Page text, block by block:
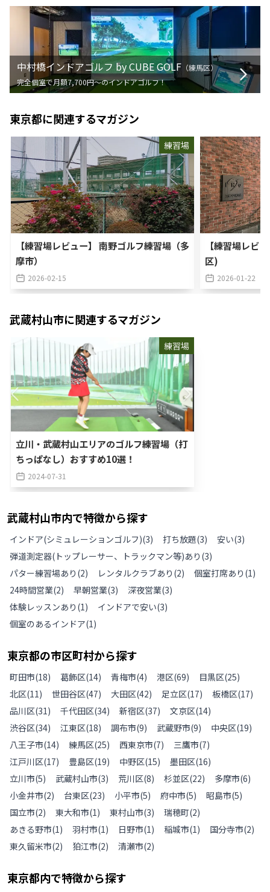
中村橋インドアゴルフ by CUBE GOLF （練馬区）
完全個室で月額7,700円〜のインドアゴルフ！
東京都に関連するマガジン
練習場
【練習場レビュー】 南野ゴルフ練習場（多
摩市）
2026-02-15
【練習場レビ
区)
2026-01-22
武蔵村山市に関連するマガジン
練習場
立川・武蔵村山エリアのゴルフ練習場（打
ちっぱなし）おすすめ10選！
2024-07-31
武蔵村山市内で特徴から探す
インドア(シミュレーションゴルフ)(3) 打ち放題(3) 安い(3)
弾道測定器(トップレーサー、トラックマン等)あり (3)
パター練習場あり (2) レンタルクラブあり (2) 個室打席あり (1)
24時間営業(2) 早朝営業(3) 深夜営業(3)
体験レッスンあり (1) インドアで安い(3)
個室のあるインドア(1)
東京都の市区町村から探す
町田市(18) 葛飾区(14) 青梅市(4) 港区(69) 目黒区(25)
北区(11) 世田谷区(47) 大田区(42) 足立区(17) 板橋区(17)
品川区(31) 千代田区(34) 新宿区(37) 文京区(14)
渋谷区(34) 江東区(18) 調布市(9) 武蔵野市(9) 中央区(19)
八王子市(14) 練馬区(25) 西東京市(7) 三鷹市(7)
江戸川区(17) 豊島区(19) 中野区(15) 墨田区(16)
立川市(5) 武蔵村山市(3) 荒川区(8) 杉並区(22) 多摩市(6)
小金井市(2) 台東区(23) 小平市(5) 府中市(5) 昭島市(5)
国立市(2) 東大和市(1) 東村山市(3) 瑞穂町(2)
あきる野市(1) 羽村市(1) 日野市(1) 稲城市(1) 国分寺市(2)
東久留米市(2) 狛江市(2) 清瀬市(2)
東京都内で特徴から探す